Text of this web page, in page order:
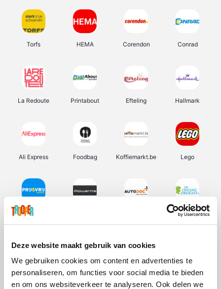
Deze website maakt gebruik van cookies
We gebruiken cookies om content en advertenties te
personaliseren, om functies voor social media te bieden
en om ons websiteverkeer te analyseren. Ook delen we
Torfs HEMA Corendon Conrad
La Redoute Printabout Efteling Hallmark
Ali Express Foodbag Koffiemarkt.be Lego
Prijsvrij De Online Drogist
Vidaxl Lampenlicht.be Plopsa Adidas